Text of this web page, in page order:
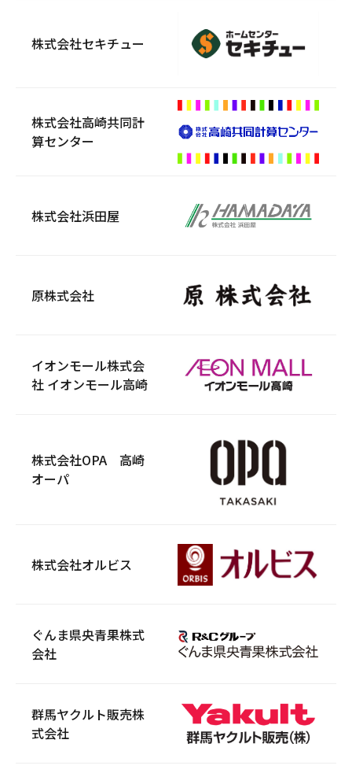
株式会社セキチュー
株式会社高崎共同計
算センター
株式会社浜田屋
原株式会社
イオンモール株式会
社 イオンモール高崎
株式会社OPA 高崎
オーパ
株式会社オルビス
ぐんま県央青果株式
会社
群馬ヤクルト販売株
式会社